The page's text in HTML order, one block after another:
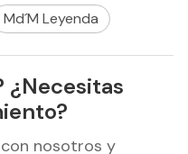
Md´M Leyenda
¿Necesitas
nosotros y